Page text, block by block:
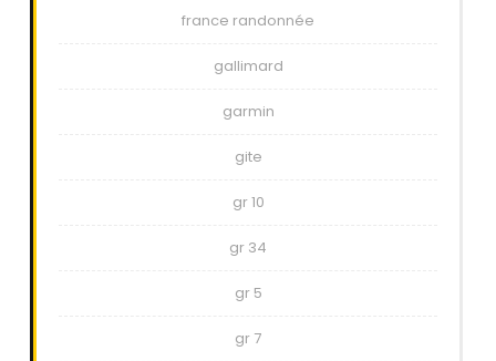
france randonnée
gallimard
garmin
gite
gr 10
gr 34
gr 5
gr 7